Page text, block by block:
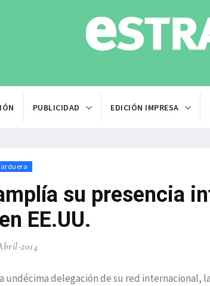
PUBLICIDAD EDICIÓN IMPRESA
su presencia
EE.UU.
2014
undécima delegación de su red internacional,